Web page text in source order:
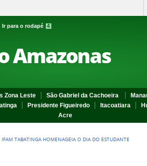
Ir para o rodapé 4
Amazonas
Zona Leste São Gabriel da Cachoeira
Presidente Figueiredo Itacoatiara
Acre
IFAM TABATINGA HOMENAGEIA O DIA DO ESTUDANTE